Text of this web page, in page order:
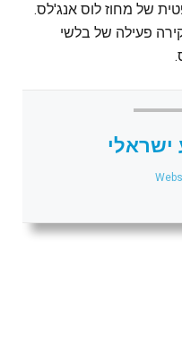
של מחוז לוס אנג'לס.
פעילה של בלשי